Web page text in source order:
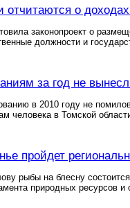
о
законопроект о
должности и
за год не
в 2010 году не
человека в Томской
пройдет
рыбы на блесну
природных ресурсов